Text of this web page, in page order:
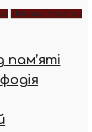
Новини України